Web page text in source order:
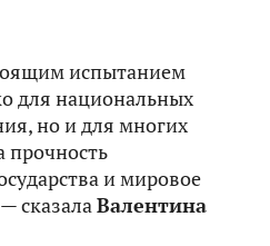
испытанием
для национальных
но и для многих
прочность
и мировое
сказалаВалентина